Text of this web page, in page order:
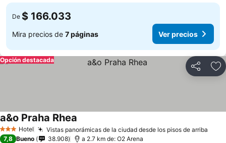
De $ 166.033
Mira precios de 7 páginas Ver precios
Compartir
Opción destacada
3 Estrellas
Hotel Vistas panorámicas de la ciudad desde los pisos de arriba
a&o Praha Rhea
7,8 Bueno 38.908 a 2.7 km de: O2 Arena